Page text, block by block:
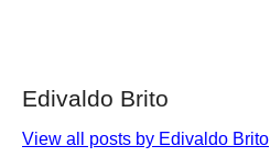
Edivaldo Brito
View all posts by Edivaldo Brito